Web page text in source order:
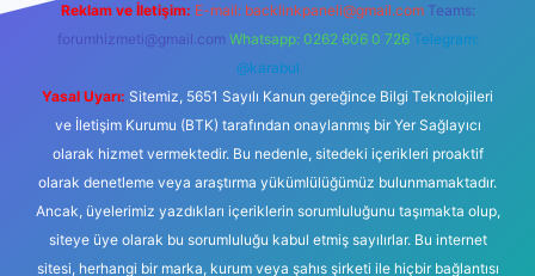
Reklam ve İletişim: E-mail: backlinkpaneli@gmail.com Teams:
forumhizmeti@gmail.com Whatsapp: 0262 606 0 726 Telegram:
@karabul
Yasal Uyarı: Sitemiz, 5651 Sayılı Kanun gereğince Bilgi Teknolojileri
ve İletişim Kurumu (BTK) tarafından onaylanmış bir Yer Sağlayıcı
olarak hizmet vermektedir. Bu nedenle, sitedeki içerikleri proaktif
olarak denetleme veya araştırma yükümlülüğümüz bulunmamaktadır.
Ancak, üyelerimiz yazdıkları içeriklerin sorumluluğunu taşımakta olup,
siteye üye olarak bu sorumluluğu kabul etmiş sayılırlar. Bu internet
sitesi, herhangi bir marka, kurum veya şahıs şirketi ile hiçbir bağlantısı